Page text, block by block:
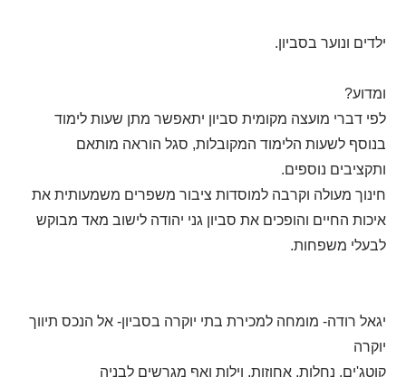
ילדים ונוער בסביון.
ומדוע?
לפי דברי מועצה מקומית סביון יתאפשר מתן שעות לימוד
בנוסף לשעות הלימוד המקובלות, סגל הוראה מותאם
ותקציבים נוספים.
חינוך מעולה וקרבה למוסדות ציבור משפרים משמעותית את
איכות החיים והופכים את סביון גני יהודה לישוב מאד מבוקש
לבעלי משפחות.
יגאל רודה- מומחה למכירת בתי יוקרה בסביון- אל הנכס תיווך
יוקרה
קוטג'ים, נחלות, אחוזות, וילות ואף מגרשים לבניה